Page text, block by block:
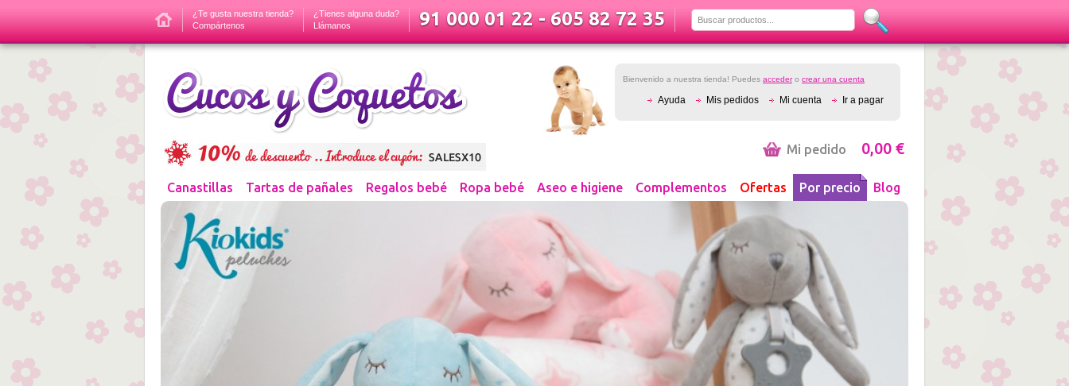
¿Te gusta nuestra tienda?
Compártenos
¿Tienes alguna duda?
Llámanos
91 000 01 22 - 605 82 72 35
Bienvenido a nuestra tienda! Puedes accedero crear una cuenta
Ayuda Mis pedidos Mi cuenta Ir a pagar
Mi pedido 0,00 €
Canastillas Tartas de pañales Regalos bebé Ropa bebé Aseo e higiene Complementos Ofertas Por precio Blog